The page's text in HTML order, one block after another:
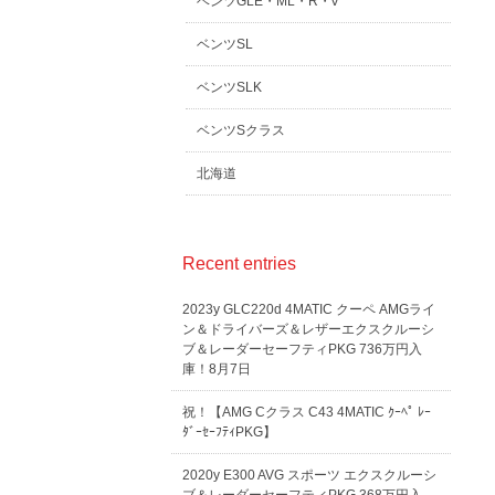
ベンツSL
ベンツSLK
ベンツSクラス
北海道
Recent entries
2023y GLC220d 4MATIC クーペ AMGライ
ン＆ドライバーズ＆レザーエクスクルーシ
ブ＆レーダーセーフティPKG 736万円入
庫！8月7日
祝！【AMG Cクラス C43 4MATIC ｸｰﾍﾟ ﾚｰ
ﾀﾞｰｾｰﾌﾃｨPKG】
2020y E300 AVG スポーツ エクスクルーシ